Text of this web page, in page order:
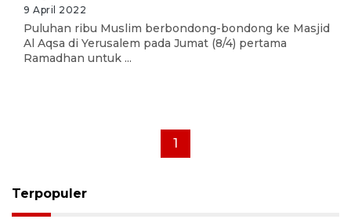
9 April 2022
Puluhan ribu Muslim berbondong-bondong ke Masjid
Al Aqsa di Yerusalem pada Jumat (8/4) pertama
Ramadhan untuk ...
1
Terpopuler